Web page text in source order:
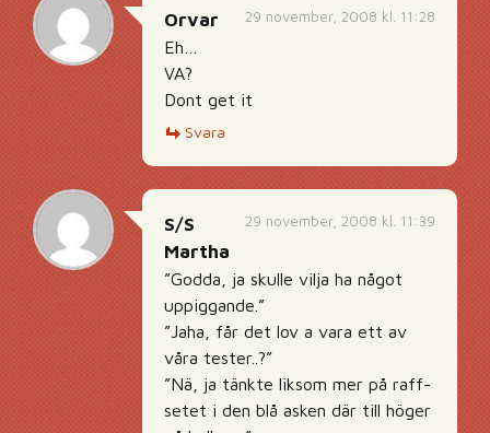
29 november, 2008 kl. 11:28
Orvar
Eh…
VA?
Dont get it
Svara
29 november, 2008 kl. 11:39
S/S
Martha
”Godda, ja skulle vilja ha något
uppiggande.”
”Jaha, får det lov a vara ett av
våra tester..?”
”Nä, ja tänkte liksom mer på raff-
setet i den blå asken där till höger